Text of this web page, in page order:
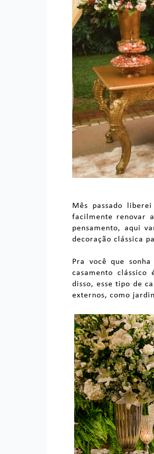
Mês passado
facilmente renovar
pensamento, aqui
decoração clássica
Pra você que
casamento
disso, esse tipo de
externos, como